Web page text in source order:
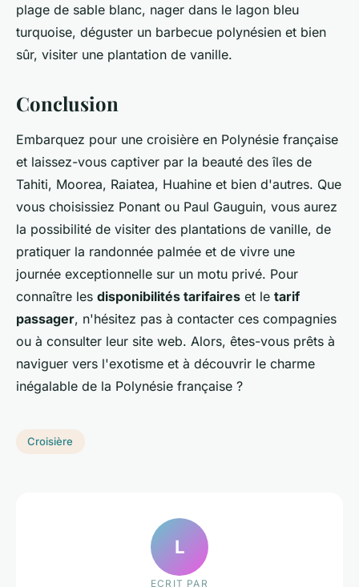
plage de sable blanc, nager dans le lagon bleu
turquoise, déguster un barbecue polynésien et bien
sûr, visiter une plantation de vanille.
Conclusion
Embarquez pour une croisière en Polynésie française
et laissez-vous captiver par la beauté des îles de
Tahiti, Moorea, Raiatea, Huahine et bien d'autres. Que
vous choisissiez Ponant ou Paul Gauguin, vous aurez
la possibilité de visiter des plantations de vanille, de
pratiquer la randonnée palmée et de vivre une
journée exceptionnelle sur un motu privé. Pour
connaître les disponibilités tarifaires et le tarif
passager, n'hésitez pas à contacter ces compagnies
ou à consulter leur site web. Alors, êtes-vous prêts à
naviguer vers l'exotisme et à découvrir le charme
inégalable de la Polynésie française ?
Croisière
L
ECRIT PAR